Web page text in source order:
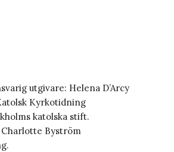
utgivare: Helena D’Arcy
Kyrkotidning
katolska stift.
Byström